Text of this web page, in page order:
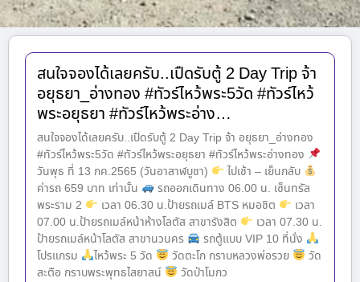
สนใจจองได้เลยครับ..เปืดรับตู้ 2 Day Trip จ้า
อยุธยา_อ่างทอง #ทัวร์ไหว้พระ5วัด #ทัวร์ไหว้
พระอยุธยา #ทัวร์ไหว้พระอ่าง…
สนใจจองได้เลยครับ..เปืดรับตู้ 2 Day Trip จ้า อยุธยา_อ่างทอง
#ทัวร์ไหว้พระ5วัด #ทัวร์ไหว้พระอยุธยา #ทัวร์ไหว้พระอ่างทอง
วันพุธ ที่ 13 กค.2565 (วันอาสาฬบูชา)
ไปเช้า – เย็นกลับ
ค่ารถ 659 บาท เท่านั้น
รถออกเดินทาง 06.00 น. เซ็นทรัล
พระราม 2
เวลา 06.30 น.ป้ายรถเมล์ BTS หมอชิต
เวลา
07.00 น.ป้ายรถเมล์หน้าห้างโลตัส สาขารังสิต
เวลา 07.30 น.
ป้ายรถเมล์หน้าโลตัส สาขานวนคร
รถตู้แบบ VIP 10 ที่นั่ง
โปรแกรม
ไหว้พระ 5 วัด วัดตะโก กราบหลวงพ่อรวย
วัด
สะตือ กราบพระพุทธไสยาสน์
วัดป่าโมกว